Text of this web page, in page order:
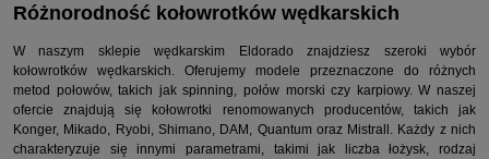
Różnorodność kołowrotków wędkarskich
W naszym sklepie wędkarskim Eldorado znajdziesz szeroki wybór
kołowrotków wędkarskich. Oferujemy modele przeznaczone do różnych
metod połowów, takich jak spinning, połów morski czy karpiowy. W naszej
ofercie znajdują się kołowrotki renomowanych producentów, takich jak
Konger, Mikado, Ryobi, Shimano, DAM, Quantum oraz Mistrall. Każdy z nich
charakteryzuje się innymi parametrami, takimi jak liczba łożysk, rodzaj